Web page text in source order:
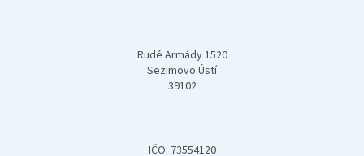
Rudé Armády 1520
Sezimovo Ústí
39102
IČO: 73554120